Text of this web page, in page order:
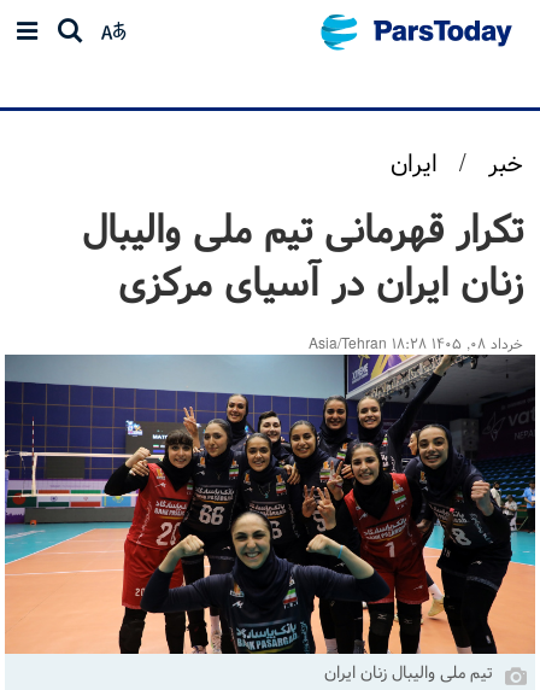
خبر / ایران
تکرار قهرمانی تیم ملی والیبال
زنان ایران در آسیای مرکزی
خرداد ۰۸, ۱۴۰۵ ۱۸:۲۸ Asia/Tehran
تیم ملی والیبال زنان ایران